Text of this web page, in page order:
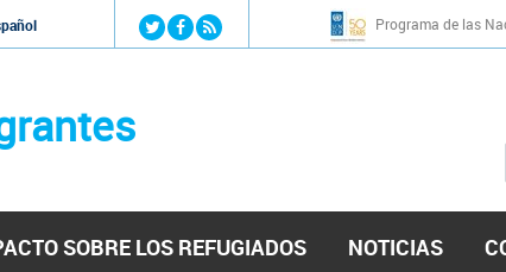
Jump to navigation Programa de las
SOBRE LOS REFUGIADOS NOTICIAS